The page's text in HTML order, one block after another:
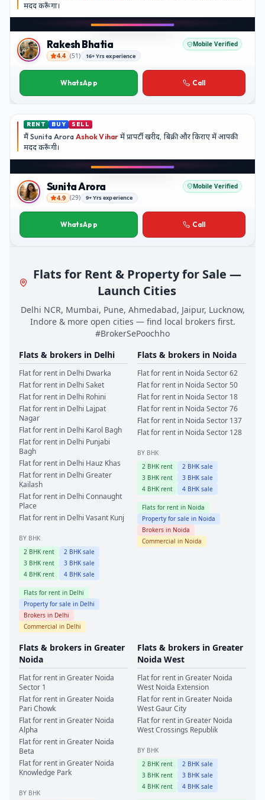
मददकरूँगा।
Rakesh Bhatia
Rakesh Bhatia Mobile Verified
4.4 (51) 16+ Yrs experience
WhatsApp Call
RENT BUY SELL
मैंSunita Arora Ashok Viharमें प्रापर्टी खरीद, बिक्री और किराए में आपकी
मददकरूँगी।
Sunita Arora
Sunita Arora Mobile Verified
4.9 (29) 9+ Yrs experience
WhatsApp Call
Flats for Rent & Property for Sale —
Launch Cities
Delhi NCR, Mumbai, Pune, Ahmedabad, Jaipur, Lucknow,
Indore & more open cities — find local brokers first.
#BrokerSePoochho
Flats & brokers in Delhi
Flat for rent in Delhi Dwarka
Flat for rent in Delhi Saket
Flat for rent in Delhi Rohini
Flat for rent in Delhi Lajpat
Nagar
Flat for rent in Delhi Karol Bagh
Flat for rent in Delhi Punjabi
Bagh
Flat for rent in Delhi Hauz Khas
Flat for rent in Delhi Greater
Kailash
Flat for rent in Delhi Connaught
Place
Flat for rent in Delhi Vasant Kunj
BY BHK
2 BHK rent 2 BHK sale
3 BHK rent 3 BHK sale
4 BHK rent 4 BHK sale
Flats for rent in Delhi
Property for sale in Delhi
Brokers in Delhi
Commercial in Delhi
Flats & brokers in Noida
Flat for rent in Noida Sector 62
Flat for rent in Noida Sector 50
Flat for rent in Noida Sector 18
Flat for rent in Noida Sector 76
Flat for rent in Noida Sector 137
Flat for rent in Noida Sector 128
BY BHK
2 BHK rent 2 BHK sale
3 BHK rent 3 BHK sale
4 BHK rent 4 BHK sale
Flats for rent in Noida
Property for sale in Noida
Brokers in Noida
Commercial in Noida
Flats & brokers in Greater
Noida
Flat for rent inGreater Noida
Sector 1
Flat for rent inGreater Noida
Pari Chowk
Flat for rent inGreater Noida
Alpha
Flat for rent inGreater Noida
Beta
Flat for rent inGreater Noida
Knowledge Park
BY BHK
Flats & brokers in Greater
Noida West
Flat for rent inGreater Noida
West Noida Extension
Flat for rent inGreater Noida
WestGaur City
Flat for rent inGreater Noida
WestCrossings Republik
BY BHK
2 BHK rent 2 BHK sale
3 BHK rent 3 BHK sale
4 BHK rent 4 BHK sale